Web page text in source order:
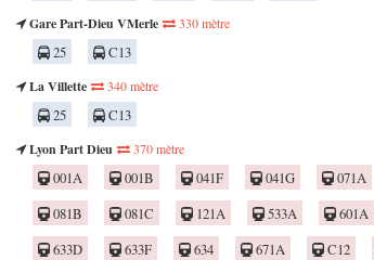
Gare Part-Dieu VMerle
330 mètre
25
C13
La Villette
340 mètre
25
C13
Lyon Part Dieu
370 mètre
001A 001B 041F 041G 071A
081B
081C 121A 533A 601A
633D
633F 634 671A C12